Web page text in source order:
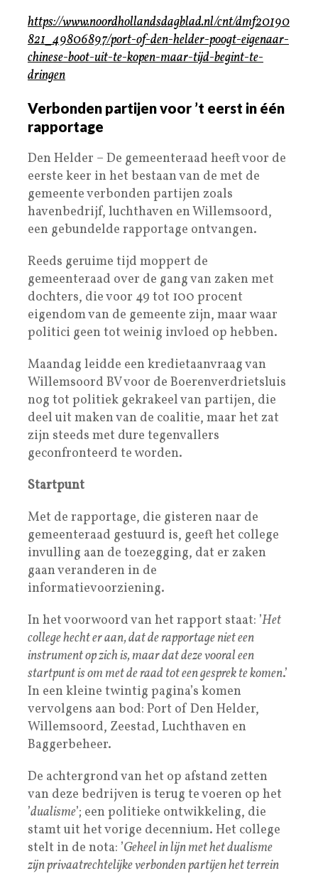
https://www.noordhollandsdagblad.nl/cnt/dmf20190
821_49806897/port-of-den-helder-poogt-eigenaar-
chinese-boot-uit-te-kopen-maar-tijd-begint-te-
dringen
Verbonden partijen voor ’t eerst in één
rapportage
Den Helder – De gemeenteraad heeft voor de
eerste keer in het bestaan van de met de
gemeente verbonden partijen zoals
havenbedrijf, luchthaven en Willemsoord,
een gebundelde rapportage ontvangen.
Reeds geruime tijd moppert de
gemeenteraad over de gang van zaken met
dochters, die voor 49 tot 100 procent
eigendom van de gemeente zijn, maar waar
politici geen tot weinig invloed op hebben.
Maandag leidde een kredietaanvraag van
Willemsoord BV voor de Boerenverdrietsluis
nog tot politiek gekrakeel van partijen, die
deel uit maken van de coalitie, maar het zat
zijn steeds met dure tegenvallers
geconfronteerd te worden.
Startpunt
Met de rapportage, die gisteren naar de
gemeenteraad gestuurd is, geeft het college
invulling aan de toezegging, dat er zaken
gaan veranderen in de
informatievoorziening.
In het voorwoord van het rapport staat: ’Het
college hecht er aan, dat de rapportage niet een
instrument op zich is, maar dat deze vooral een
startpunt is om met de raad tot een gesprek te komen.’
In een kleine twintig pagina’s komen
vervolgens aan bod: Port of Den Helder,
Willemsoord, Zeestad, Luchthaven en
Baggerbeheer.
De achtergrond van het op afstand zetten
van deze bedrijven is terug te voeren op het
’dualisme’; een politieke ontwikkeling, die
stamt uit het vorige decennium. Het college
stelt in de nota: ’Geheel in lijn met het dualisme
zijn privaatrechtelijke verbonden partijen het terrein